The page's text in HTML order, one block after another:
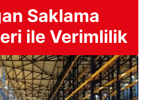
Saklama
ile Verimlilik